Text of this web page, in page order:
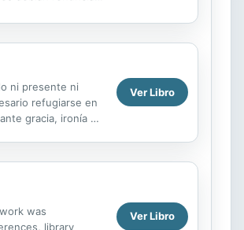
ni presente ni
refugiarse en
gracia, ironía e
Ver Libro
was
library
Ver Libro